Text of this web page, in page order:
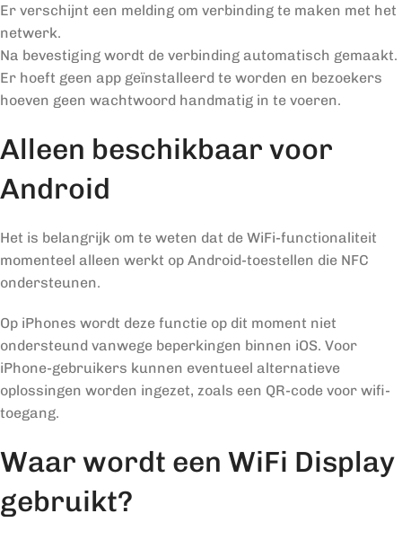
Er verschijnt een melding om verbinding te maken met het
netwerk.
Na bevestiging wordt de verbinding automatisch gemaakt.
Er hoeft geen app geïnstalleerd te worden en bezoekers
hoeven geen wachtwoord handmatig in te voeren.
Alleen beschikbaar voor
Android
Het is belangrijk om te weten dat de WiFi-functionaliteit
momenteel alleen werkt op Android-toestellen die NFC
ondersteunen.
Op iPhones wordt deze functie op dit moment niet
ondersteund vanwege beperkingen binnen iOS. Voor
iPhone-gebruikers kunnen eventueel alternatieve
oplossingen worden ingezet, zoals een QR-code voor wifi-
toegang.
Waar wordt een WiFi Display
gebruikt?